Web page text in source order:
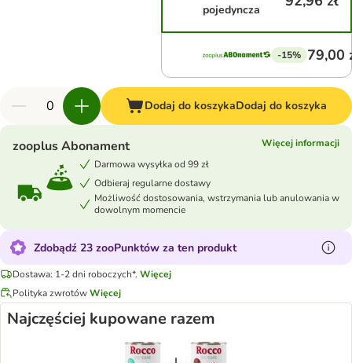
pojedyncza
-15% 79,00
Dodaj do koszykaDodaj do koszyka
zooplus Abonament
Więcej informacji
Darmowa wysyłka od 99 zł
Odbieraj regularne dostawy
Możliwość dostosowania, wstrzymania lub anulowania w
dowolnym momencie
Zdobądź 23 zooPunktów za ten produkt
Dostawa: 1-2 dni roboczych*. Więcej
Polityka zwrotówWięcej
Najczęściej kupowane razem